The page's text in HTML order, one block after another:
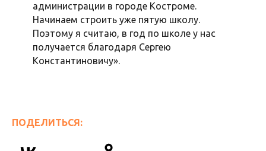
администрации в городе Костроме.
Начинаем строить уже пятую школу.
Поэтому я считаю, в год по школе у нас
получается благодаря Сергею
Константиновичу».
ПОДЕЛИТЬСЯ: